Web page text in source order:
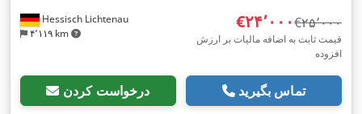
Hessisch Lichtenau
۴٬۱۱۹ km
‎€۲۴٬۰۰۰ ‎€۲۵٬۰۰۰
قیمت ثابت به اضافه مالیات بر ارزش
افزوده
درخواست کردن تماس بگیرید